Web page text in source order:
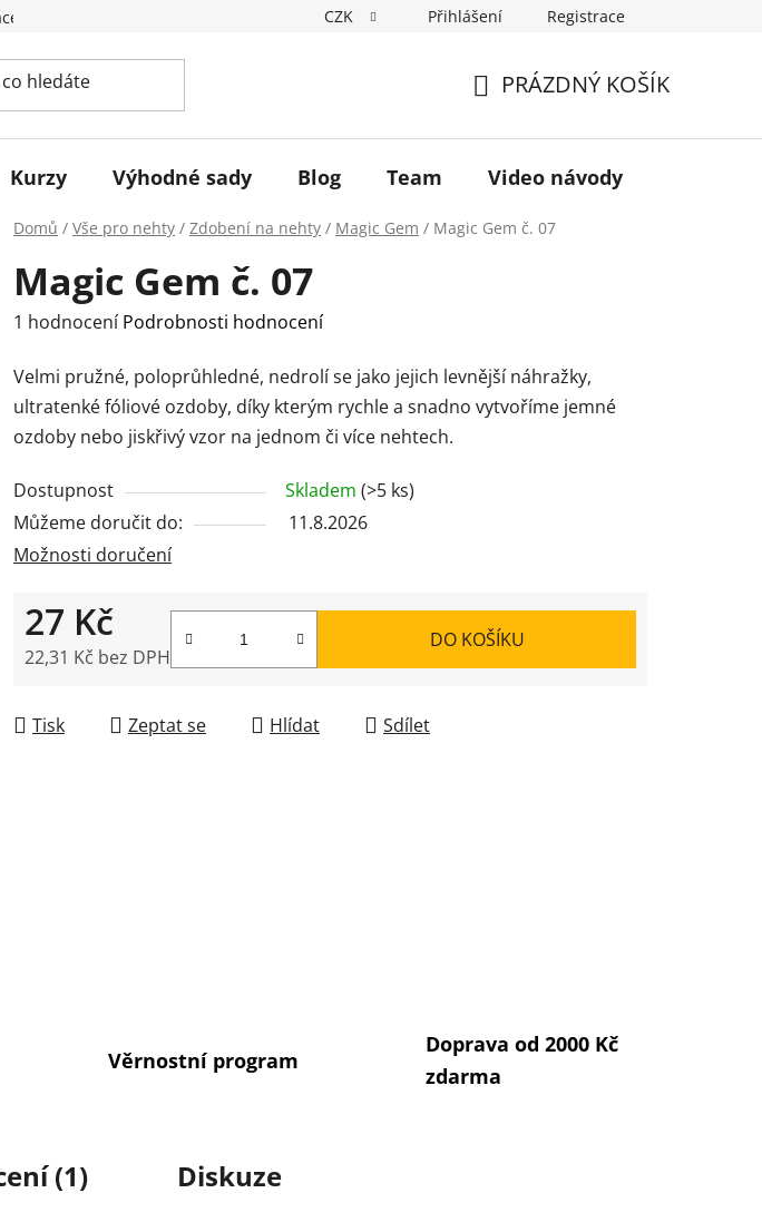
Hodnocení obchodu Podmínky ochrany osobních údajů
CZK Přihlášení Registrace
KOŠÍK
PRÁZDNÝ KOŠÍK
Kurzy Výhodné sady Blog Team Video návody
Domů / Vše pro nehty / Zdobení na nehty / Magic Gem / Magic Gem č. 07
Magic Gem č. 07
Průměrné
produktu
je
5,0
5
hvězdiček.
1 hodnocení Podrobnosti hodnocení
Velmi pružné, poloprůhledné, nedrolí se jako jejich levnější náhražky,
ultratenké fóliové ozdoby, díky kterým rychle a snadno vytvoříme jemné
ozdoby nebo jiskřivý vzor na jednom či více nehtech.
Dostupnost Skladem (>5 ks)
Můžeme doručit do:
11.8.2026
Možnosti doručení
27 Kč
22,31 Kč bez DPH
DO KOŠÍKU
Tisk Zeptat se Hlídat Sdílet
Věrnostní program
Doprava od 2000 Kč
zdarma
(1) Diskuze